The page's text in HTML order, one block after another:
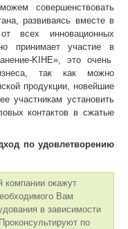
совершенствовать
развиваясь вместе в
всех инновационных
принимает участие в
KIHE», это очень
так как можно
продукции, новейшие
участникам установить
контактов в сжатые
по удовлетворению
компании окажут
Вам
в зависимости
по